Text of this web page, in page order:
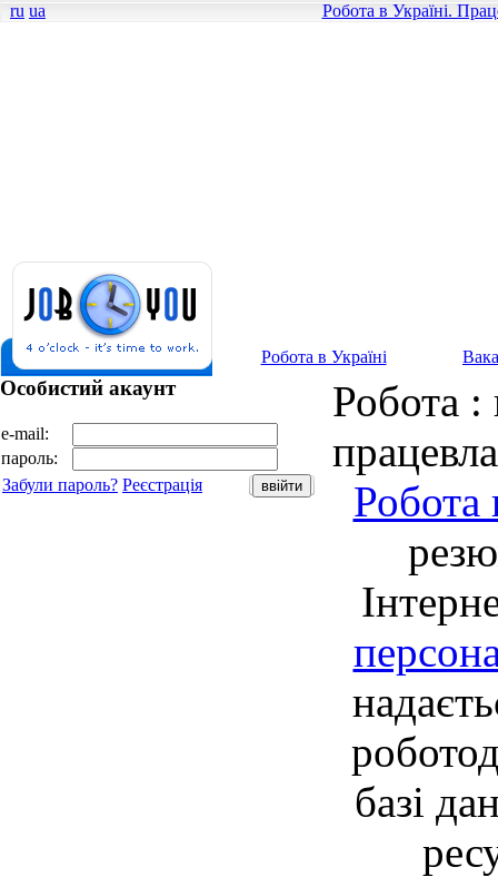
ru ua Робота в Україні.
Робота в Україні
Особистий акаунт
e-mail:
пароль:
Забули пароль? Реєстрація
Робота :
Робота
базі